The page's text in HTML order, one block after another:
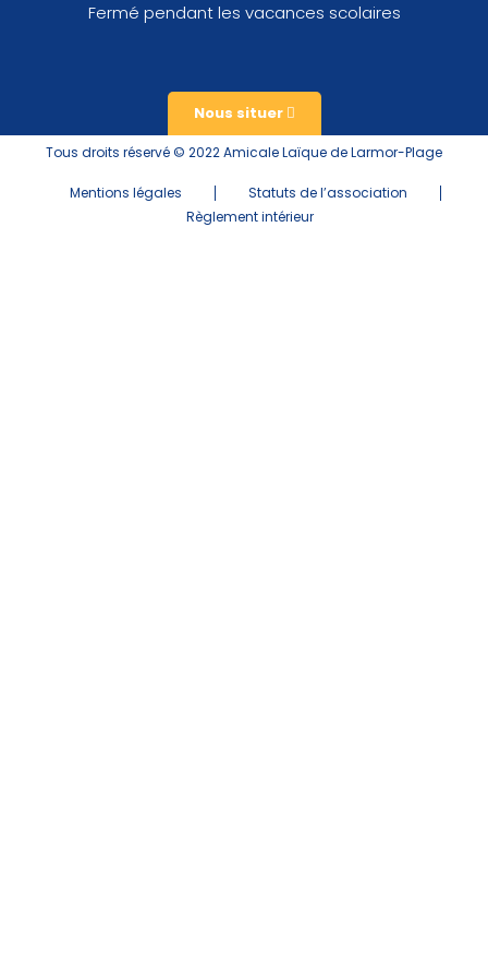
Fermé pendant les vacances scolaires
Nous situer
Tous droits réservé © 2022 Amicale Laïque de Larmor-Plage
Mentions légales
Statuts de l’association
Règlement intérieur